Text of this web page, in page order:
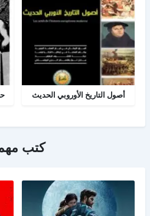
أصول التاريخ الأوروبي الحديث
كتب